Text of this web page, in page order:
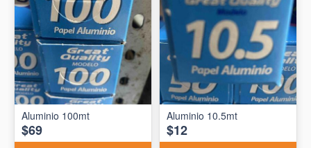
$69
Aluminio 10.5mt
$12